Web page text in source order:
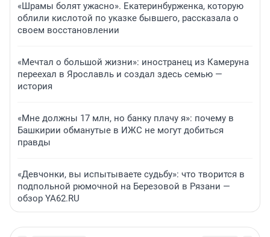
«Шрамы болят ужасно». Екатеринбурженка, которую
облили кислотой по указке бывшего, рассказала о
своем восстановлении
«Мечтал о большой жизни»: иностранец из Камеруна
переехал в Ярославль и создал здесь семью —
история
«Мне должны 17 млн, но банку плачу я»: почему в
Башкирии обманутые в ИЖС не могут добиться
правды
«Девчонки, вы испытываете судьбу»: что творится в
подпольной рюмочной на Березовой в Рязани —
обзор YA62.RU